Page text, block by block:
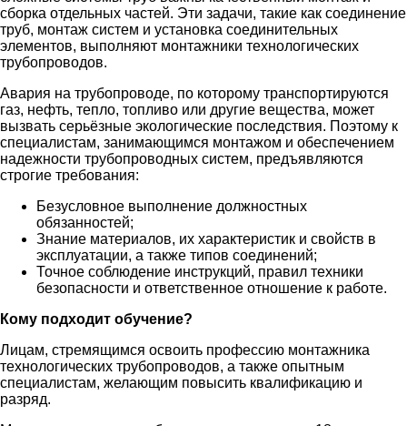
сборка отдельных частей. Эти задачи, такие как соединение
труб, монтаж систем и установка соединительных
элементов, выполняют монтажники технологических
трубопроводов.
Авария на трубопроводе, по которому транспортируются
газ, нефть, тепло, топливо или другие вещества, может
вызвать серьёзные экологические последствия. Поэтому к
специалистам, занимающимся монтажом и обеспечением
надежности трубопроводных систем, предъявляются
строгие требования:
Безусловное выполнение должностных
обязанностей;
Знание материалов, их характеристик и свойств в
эксплуатации, а также типов соединений;
Точное соблюдение инструкций, правил техники
безопасности и ответственное отношение к работе.
Кому подходит обучение?
Лицам, стремящимся освоить профессию монтажника
технологических трубопроводов, а также опытным
специалистам, желающим повысить квалификацию и
разряд.